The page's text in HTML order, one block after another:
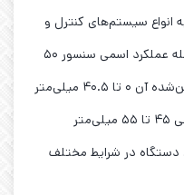
انواع سیستم‌های کنترل و
اتوماسیون صنعتی فراهم می‌کند. فاصله عملکرد اسمی سنسور ۵۰
میلی‌متر است و فاصله عملکرد تضمین‌شده آن ۰ تا ۴۰.۵ میلی‌متر
می‌باشد. همچنین فاصله عملکرد واقعی ۴۵ تا ۵۵ میلی‌متر
دستگاه در شرایط مختلف